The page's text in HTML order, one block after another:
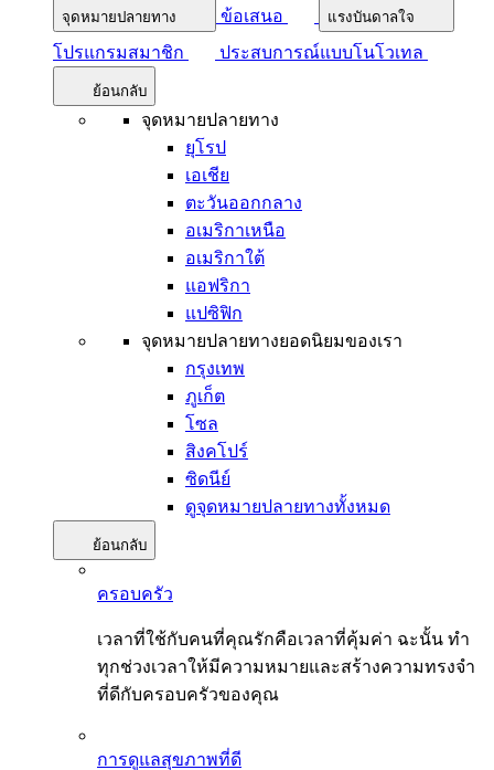
จุดหมายปลายทาง ข้อเสนอ แรงบันดาลใจ
โปรแกรมสมาชิก ประสบการณ์แบบโนโวเทล
ย้อนกลับ
จุดหมายปลายทาง
ยุโรป
เอเชีย
ตะวันออกกลาง
อเมริกาเหนือ
อเมริกาใต้
แอฟริกา
แปซิฟิก
จุดหมายปลายทางยอดนิยมของเรา
กรุงเทพ
ภูเก็ต
โซล
สิงคโปร์
ซิดนีย์
ดูจุดหมายปลายทางทั้งหมด
ย้อนกลับ
ครอบครัว
เวลาที่ใช้กับคนที่คุณรักคือเวลาที่คุ้มค่า ฉะนั้น ทำ
ทุกช่วงเวลาให้มีความหมายและสร้างความทรงจำ
ที่ดีกับครอบครัวของคุณ
การดูแลสุขภาพที่ดี